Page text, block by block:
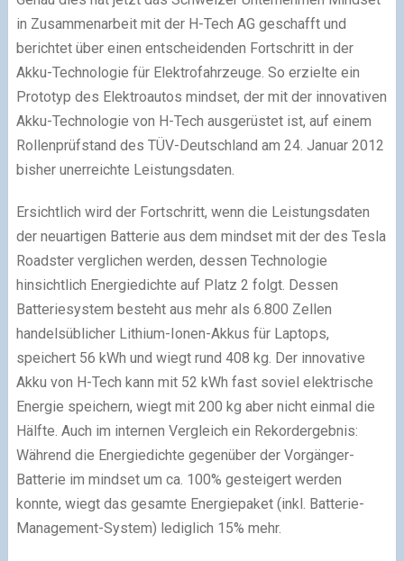
in Zusammenarbeit mit der H-Tech AG geschafft und
berichtet über einen entscheidenden Fortschritt in der
Akku-Technologie für Elektrofahrzeuge. So erzielte ein
Prototyp des Elektroautos mindset, der mit der innovativen
Akku-Technologie von H-Tech ausgerüstet ist, auf einem
Rollenprüfstand des TÜV-Deutschland am 24. Januar 2012
bisher unerreichte Leistungsdaten.
Ersichtlich wird der Fortschritt, wenn die Leistungsdaten
der neuartigen Batterie aus dem mindset mit der des Tesla
Roadster verglichen werden, dessen Technologie
hinsichtlich Energiedichte auf Platz 2 folgt. Dessen
Batteriesystem besteht aus mehr als 6.800 Zellen
handelsüblicher Lithium-Ionen-Akkus für Laptops,
speichert 56 kWh und wiegt rund 408 kg. Der innovative
Akku von H-Tech kann mit 52 kWh fast soviel elektrische
Energie speichern, wiegt mit 200 kg aber nicht einmal die
Hälfte. Auch im internen Vergleich ein Rekordergebnis:
Während die Energiedichte gegenüber der Vorgänger-
Batterie im mindset um ca. 100% gesteigert werden
konnte, wiegt das gesamte Energiepaket (inkl. Batterie-
Management-System) lediglich 15% mehr.